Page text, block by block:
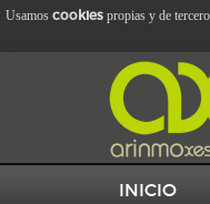
INICIO
Usamos cookies propias y de